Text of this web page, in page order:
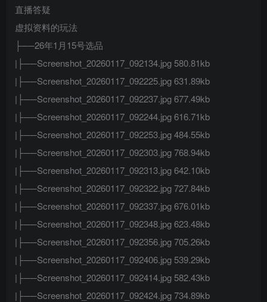
直播答疑
虚拟资料的玩法
├──26年1月15号选品
|├──Screenshot_20260117_092134.jpg 580.81kb
|├──Screenshot_20260117_092225.jpg 631.89kb
|├──Screenshot_20260117_092237.jpg 677.49kb
|├──Screenshot_20260117_092244.jpg 616.71kb
|├──Screenshot_20260117_092253.jpg 484.55kb
|├──Screenshot_20260117_092303.jpg 768.94kb
|├──Screenshot_20260117_092313.jpg 642.10kb
|├──Screenshot_20260117_092322.jpg 727.84kb
|├──Screenshot_20260117_092337.jpg 676.01kb
|├──Screenshot_20260117_092348.jpg 623.48kb
|├──Screenshot_20260117_092356.jpg 705.26kb
|├──Screenshot_20260117_092406.jpg 539.29kb
|├──Screenshot_20260117_092414.jpg 582.43kb
|├──Screenshot_20260117_092424.jpg 734.89kb